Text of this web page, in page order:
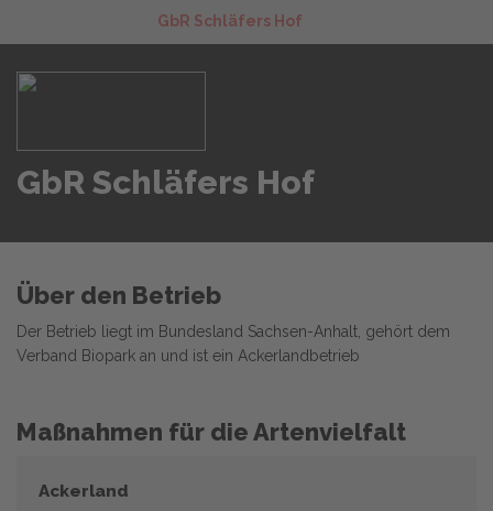
GbR Schläfers Hof
GbR Schläfers Hof
Über den Betrieb
Der Betrieb liegt im Bundesland Sachsen-Anhalt, gehört dem
Verband Biopark an und ist ein Ackerlandbetrieb
Maßnahmen für die Artenvielfalt
Ackerland